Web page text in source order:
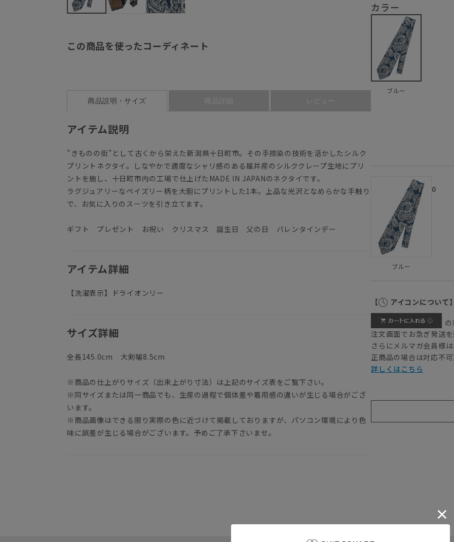
この商品を使ったコーディネート
商品説明・サイズ 商品詳細 レビュー
アイテム説明
"きものの街"として古くから栄えた新潟県十日町市。その手捺染の技術を活かしたシルク
プリントネクタイ。しなやかで適度なシャリ感のある福井産のシルククレープ生地にプリ
ントを施し、十日町市内の工場で仕上げたMADE IN JAPANのネクタイです。
ラグジュアリーなペイズリー柄を大胆にプリントした1本。上品な光沢となめらかな手触り
で、お気に入りのスーツを引き立てます。
ギフト プレゼント お祝い クリスマス 誕生日 父の日 バレンタインデー
アイテム詳細
【洗濯表示】ドライオンリー
サイズ詳細
全長145.0cm 大剣幅8.5cm
※商品の仕上がりサイズ（出来上がり寸法）は上記のサイズ表をご覧下さい。
※同サイズまたは同一商品でも、生産の過程で個体差や着用感の違いが生じる場合がござ
います。
※商品画像はできる限り実際の色に近づけて掲載しておりますが、パソコン環境により色
味に誤差が生じる場合がございます。予めご了承下さいませ。
カラー
ブルー
ブルー
0
【 アイコンについて】
の
注文画面でお急ぎ発送を
さらにメルマガ会員様
正商品の場合は対応不可
詳しくはこちら